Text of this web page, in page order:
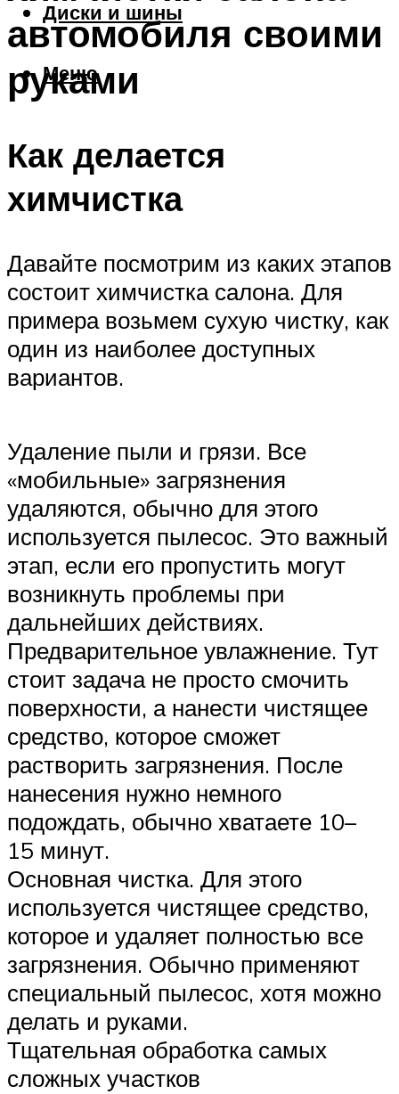
Диски и шины
Меню
автомобиля своими
руками
Как делается
химчистка
Давайте посмотрим из каких этапов
состоит химчистка салона. Для
примера возьмем сухую чистку, как
один из наиболее доступных
вариантов.
Удаление пыли и грязи. Все
«мобильные» загрязнения
удаляются, обычно для этого
используется пылесос. Это важный
этап, если его пропустить могут
возникнуть проблемы при
дальнейших действиях.
Предварительное увлажнение. Тут
стоит задача не просто смочить
поверхности, а нанести чистящее
средство, которое сможет
растворить загрязнения. После
нанесения нужно немного
подождать, обычно хватаете 10–
15 минут.
Основная чистка. Для этого
используется чистящее средство,
которое и удаляет полностью все
загрязнения. Обычно применяют
специальный пылесос, хотя можно
делать и руками.
Тщательная обработка самых
сложных участков